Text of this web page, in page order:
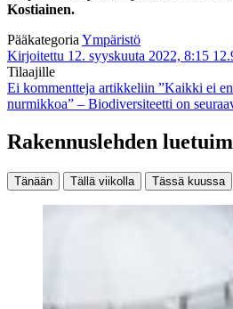
Kostiainen.
PääkategoriaYmpäristö
Kirjoitettu 12. syyskuuta 2022, 8:15
Tilaajille
Ei kommentteja artikkeliin ”Kaikki ei
nurmikkoa” – Biodiversiteetti on
Rakennuslehden
Tänään Tällä viikolla Tässä kuussa